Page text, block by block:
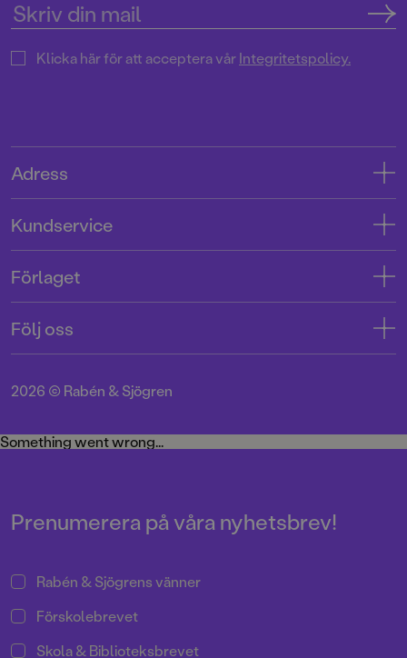
Klicka här för att acceptera vårIntegritetspolicy.
Adress
Tryckerigatan 4
103 12 Stockholm
Org.nr: 556045-7748
Kundservice
Användarvillkor intressenter
Integritetspolicy
Cookie Policy
Förlaget
Miljö och hållbarhet
Följ oss
Instagram
Twitter
2026 © Rabén & Sjögren
Something went wrong...
Prenumerera på våra nyhetsbrev!
Rabén & Sjögrens vänner
Förskolebrevet
Skola & Biblioteksbrevet